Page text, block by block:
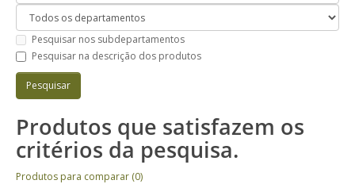
Pesquisar nos subdepartamentos
Pesquisar na descrição dos produtos
Produtos que satisfazem os
critérios da pesquisa.
Produtos para comparar (0)